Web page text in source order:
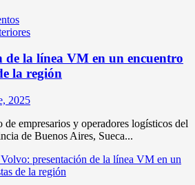
de la línea VM en un encuentro
la región
2025
empresarios y operadores logísticos del
de Buenos Aires, Sueca...
presentación de la línea VM en un
de la región